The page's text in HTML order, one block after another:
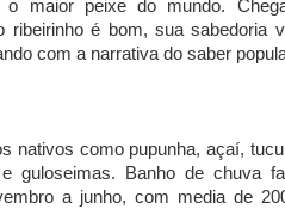
o maior peixe do mundo.
ribeirinho é bom, sua sabedoria
com a narrativa do saber
nativos como pupunha, açaí,
guloseimas. Banho de chuva
a junho, com media de